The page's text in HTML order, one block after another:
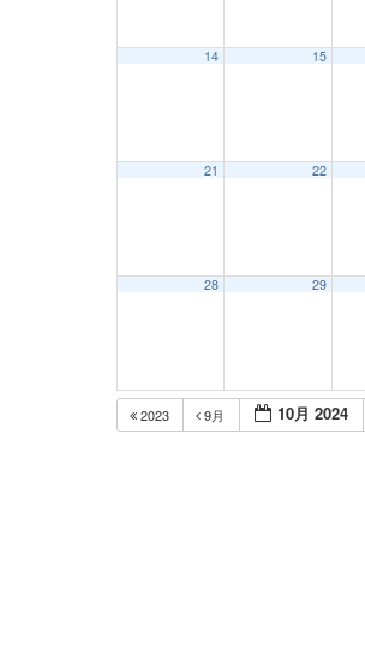
14 15
21 22
28 29
2023 9月 10月 2024